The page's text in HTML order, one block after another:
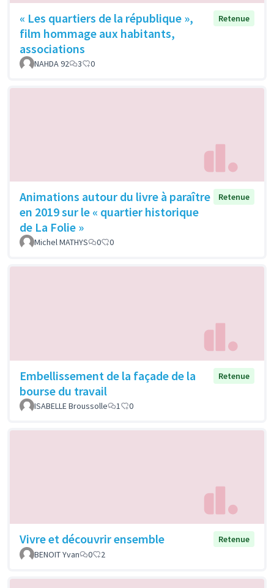
« Les quartiers de la république »,
film hommage aux habitants,
associations
Retenue
NAHDA 92 3 0
Animations autour du livre à paraître
en 2019 sur le « quartier historique
de La Folie »
Retenue
Michel MATHYS 0 0
Embellissement de la façade de la
bourse du travail
Retenue
ISABELLE Broussolle 1 0
Vivre et découvrir ensemble
Retenue
BENOIT Yvan
0 2